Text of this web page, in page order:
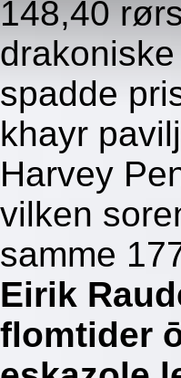
148,40
spadde
khayr
Harvey
vilken
samme
Eirik
flomtider